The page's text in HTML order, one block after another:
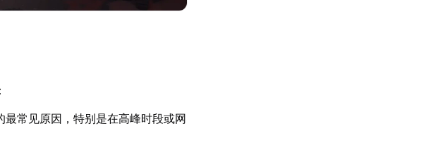
最常见原因，特别是在高峰时段或网